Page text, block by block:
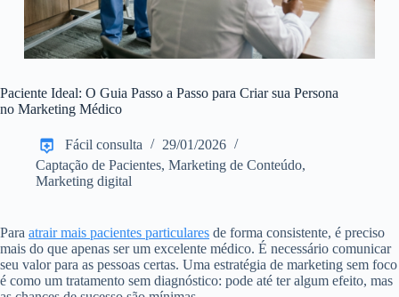
Paciente Ideal: O Guia Passo a Passo para Criar sua Persona
no Marketing Médico
Fácil consulta
29/01/2026
Captação de Pacientes, Marketing de Conteúdo,
Marketing digital
Para atrair mais pacientes particulares de forma consistente, é preciso
mais do que apenas ser um excelente médico. É necessário comunicar
seu valor para as pessoas certas. Uma estratégia de marketing sem foco
é como um tratamento sem diagnóstico: pode até ter algum efeito, mas